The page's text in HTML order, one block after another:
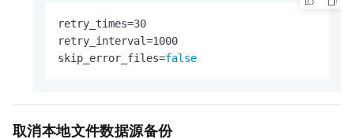
retry_times=30
retry_interval=1000
skip_error_files=false
取消本地文件数据源备份